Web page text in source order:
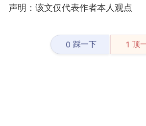
声明：该文仅代表作者本人观点
0 踩一下 1 顶